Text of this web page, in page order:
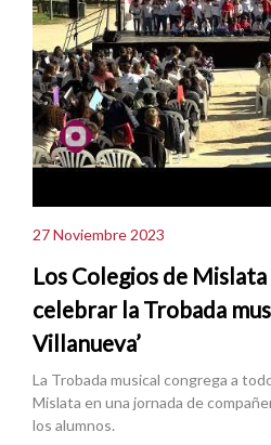
27 Noviembre 2023
Los Colegios de
celebrar la Trobada
Villanueva’
La Trobada musical congrega a
Mislata en una jornada de
los alumnos.